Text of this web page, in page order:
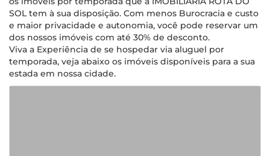
SOL tem à sua disposição. Com menos Burocracia e custo
e maior privacidade e autonomia, você pode reservar um
dos nossos imóveis com até 30% de desconto.
Viva a Experiência de se hospedar via aluguel por
temporada, veja abaixo os imóveis disponíveis para a sua
estada em nossa cidade.